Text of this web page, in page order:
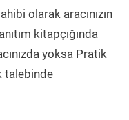
olarak aracınızın
kitapçığında
yoksa Pratik
talebinde